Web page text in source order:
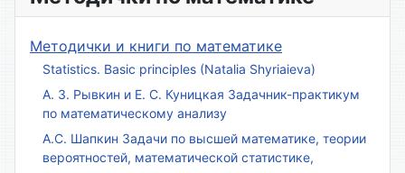
Методички и книги по математике
Statistics. Basic principles (Natalia Shyriaieva)
А. З. Рывкин и Е. С. Куницкая Задачник-практикум
по математическому анализу
А.С. Шапкин Задачи по высшей математике, теории
вероятностей, математической статистике,